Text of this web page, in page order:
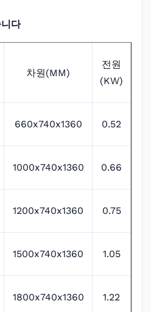
다
차원(MM)
전원
(KW)
660x740x1360 0.52
1000x740x1360 0.66
1200x740x1360 0.75
1500x740x1360 1.05
1800x740x1360 1.22